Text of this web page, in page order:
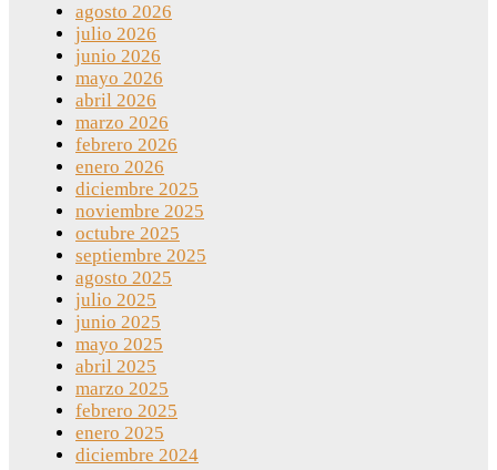
agosto 2026
julio 2026
junio 2026
mayo 2026
abril 2026
marzo 2026
febrero 2026
enero 2026
diciembre 2025
noviembre 2025
octubre 2025
septiembre 2025
agosto 2025
julio 2025
junio 2025
mayo 2025
abril 2025
marzo 2025
febrero 2025
enero 2025
diciembre 2024